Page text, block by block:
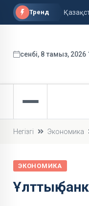
Тренд
сенбі, 8 тамыз, 2026
Негізгі Экономика
ЭКОНОМИКА
Ұлттық